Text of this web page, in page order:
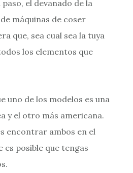
el devanado de la
máquinas de coser
que, sea cual sea la tuya
los elementos que
uno de los modelos es una
y el otro más americana.
encontrar ambos en el
es posible que tengas